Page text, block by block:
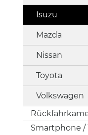
Isuzu
Mazda
Nissan
Toyota
Volkswagen
Smartphone /